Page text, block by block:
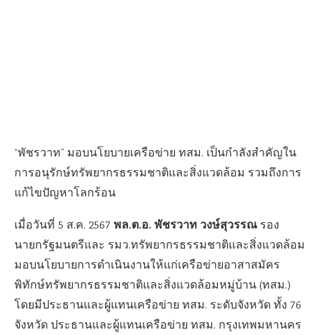
“พัชรวาท” มอบนโยบายเครือข่าย ทสม. เป็นกำลังสำคัญใน
การอนุรักษ์ทรัพยากรธรรมชาติและสิ่งแวดล้อม รวมถึงการ
แก้ไขปัญหาโลกร้อน
เมื่อวันที่ 5 ส.ค. 2567 พล.ต.อ. พัชรวาท วงษ์สุวรรณ รอง
นายกรัฐมนตรีและ รมว.ทรัพยากรธรรมชาติและสิ่งแวดล้อม
มอบนโยบายการดำเนินงานให้แก่เครือข่ายอาสาสมัคร
พิทักษ์ทรัพยากรธรรมชาติและสิ่งแวดล้อมหมู่บ้าน (ทสม.)
โดยมีประธานและผู้แทนเครือข่าย ทสม. ระดับจังหวัด ทั้ง 76
จังหวัด ประธานและผู้แทนเครือข่าย ทสม. กรุงเทพมหานคร